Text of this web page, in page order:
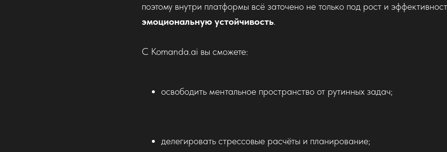
поэтому внутри платформы всё заточено не только под рост и
эмоциональную устойчивость.
С Komanda.ai вы сможете:
освободить ментальное пространство от рутинных задач;
делегировать стрессовые расчёты и планирование;